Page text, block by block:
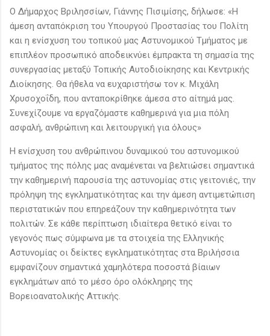
Ο Δήμαρχος Βριλησσίων, Γιάννης Πισιμίσης, δήλωσε: «Η
άμεση ανταπόκριση του Υπουργού Προστασίας του Πολίτη
και η ενίσχυση του τοπικού μας Αστυνομικού Τμήματος με
επιπλέον προσωπικό αποδεικνύει έμπρακτα τη σημασία της
συνεργασίας μεταξύ Τοπικής Αυτοδιοίκησης και Κεντρικής
Διοίκησης. Θα ήθελα να ευχαριστήσω τον κ. Μιχάλη
Χρυσοχοΐδη, που ανταποκρίθηκε άμεσα στο αίτημά μας.
Συνεχίζουμε να εργαζόμαστε καθημερινά για μια πόλη
ασφαλή, ανθρώπινη και λειτουργική για όλους»
Η ενίσχυση του ανθρώπινου δυναμικού του αστυνομικού
τμήματος της πόλης μας αναμένεται να βελτιώσει σημαντικά
την καθημερινή παρουσία της αστυνομίας στις γειτονιές, την
πρόληψη της εγκληματικότητας και την άμεση αντιμετώπιση
περιστατικών που επηρεάζουν την καθημερινότητα των
πολιτών. Σε κάθε περίπτωση ιδιαίτερα θετικό είναι το
γεγονός πως σύμφωνα με τα στοιχεία της Ελληνικής
Αστυνομίας οι δείκτες εγκληματικότητας στα Βριλήσσια
εμφανίζουν σημαντικά χαμηλότερα ποσοστά βίαιων
εγκλημάτων από το μέσο όρο ολόκληρης της
Βορειoανατολικής Αττικής.